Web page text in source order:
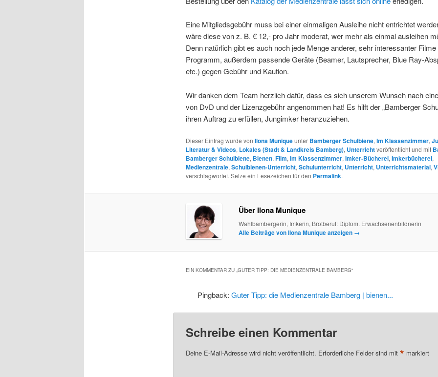
Eine Mitgliedsgebühr muss bei einer einmaligen Ausleihe nicht entrichtet
wäre diese von z. B. € 12,- pro Jahr moderat, wer mehr als einmal ausleihen
Denn natürlich gibt es auch noch jede Menge anderer, sehr interessanter
Programm, außerdem passende Geräte (Beamer, Lautsprecher, Blue Ray-
etc.) gegen Gebühr und Kaution.
Wir danken dem Team herzlich dafür, dass es sich unserem Wunsch nach
von DvD und der Lizenzgebühr angenommen hat! Es hilft der „Bamberger
ihren Auftrag zu erfüllen, Jungimker heranzuziehen.
Dieser Eintrag wurde von Ilona Muniqueunter Bamberger Schulbiene, Im Klassenzimmer,
Literatur & Videos, Lokales (Stadt & Landkreis Bamberg), Unterrichtveröffentlicht und mit
Bamberger Schulbiene, Bienen, Film, Im Klassenzimmer, Imker-Bücherei, Imkerbücherei,
Medienzentrale, Schulbienen-Unterricht, Schulunterricht, Unterricht, Unterrichtsmaterial,
verschlagwortet. Setze ein Lesezeichen für den Permalink.
Über Ilona Munique
Wahlbambergerin, Imkerin, Brotberuf: Diplom. Erwachsenenbildnerin
Alle Beiträge von Ilona Munique anzeigen →
EIN KOMMENTAR ZU „ GUTER TIPP: DIE MEDIENZENTRALE BAMBERG“
Pingback:Guter Tipp: die Medienzentrale Bamberg | bienen...
Schreibe einen Kommentar
Deine E-Mail-Adresse wird nicht veröffentlicht. Erforderliche Felder sind mit * markiert